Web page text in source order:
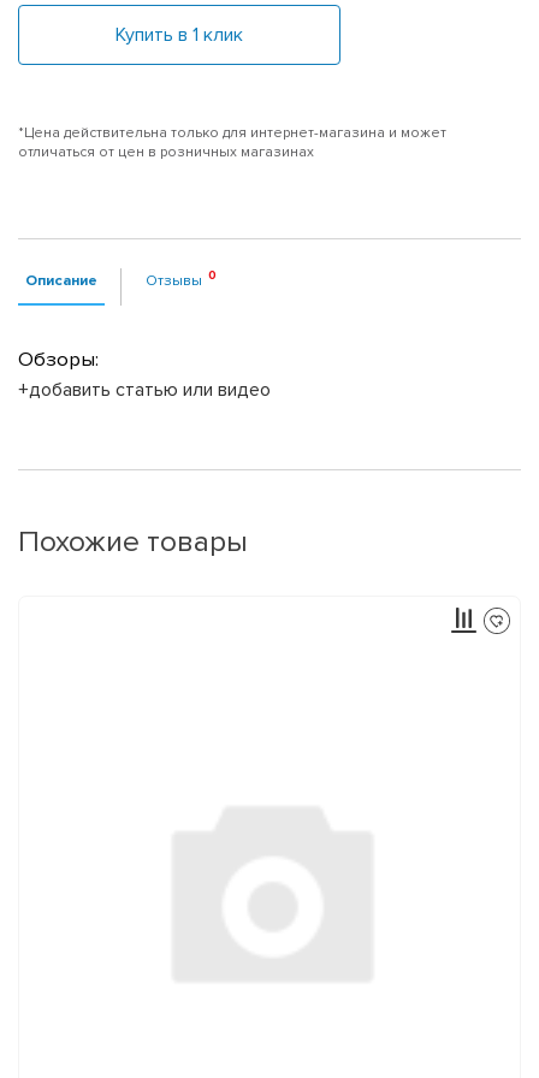
Купить в 1 клик
*Цена действительна только для интернет-магазина и может
отличаться от цен в розничных магазинах
Описание Отзывы
Обзоры:
+добавить статью или видео
Похожие товары